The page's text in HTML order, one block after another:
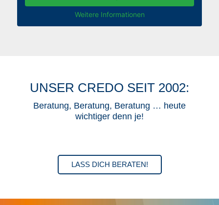
Weitere Informationen
UNSER CREDO SEIT 2002:
Beratung, Beratung, Beratung … heute
wichtiger denn je!
LASS DICH BERATEN!